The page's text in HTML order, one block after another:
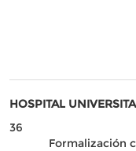
HOSPITAL
36
Formalización